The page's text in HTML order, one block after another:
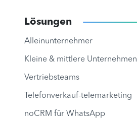
Lösungen
Alleinunternehmer
Kleine & mittlere Unternehmen
Vertriebsteams
Telefonverkauf-telemarketing
noCRM für WhatsApp